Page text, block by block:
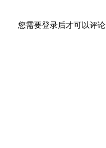
您需要登录后才可以评论